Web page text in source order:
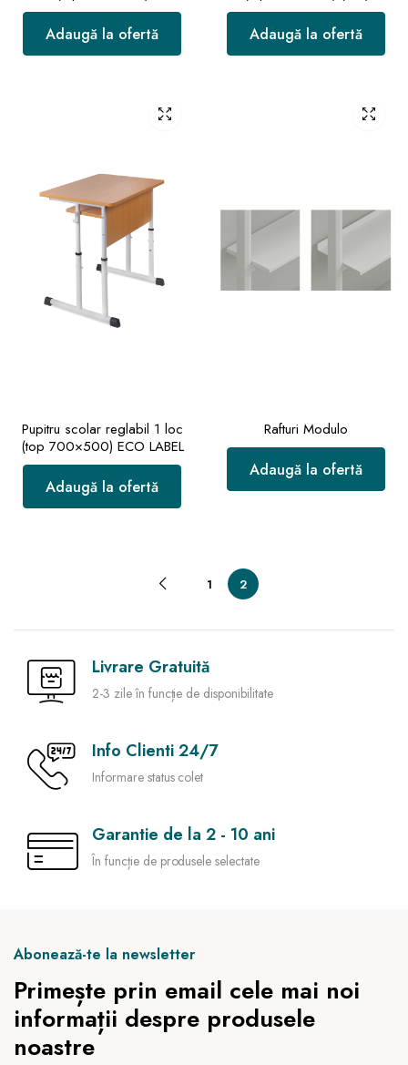
Adaugă la ofertă Adaugă la ofertă
Pupitru scolar reglabil 1 loc
(top 700×500) ECO LABEL
Adaugă la ofertă
Rafturi Modulo
Adaugă la ofertă
1 2
Livrare Gratuită
2-3 zile în funcție de disponibilitate
Info Clienti 24/7
Informare status colet
Garantie de la 2 - 10 ani
În funcție de produsele selectate
Abonează-te la newsletter
Primește prin email cele mai noi
informații despre produsele
noastre